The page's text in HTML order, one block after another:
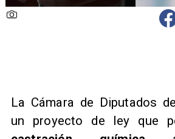
La Cámara de Diputados de
un proyecto de ley que